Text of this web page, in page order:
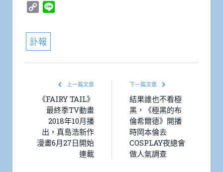
Copy
訃報
上一篇文章
《FAIRY TAIL》
最終季TV動畫
2018年10月播
出，真島浩新作
漫畫6月27日開始
連載
下一篇文章
結果誰也不看極
黑，《極黑的布
倫希爾德》開播
時岡本倫去
COSPLAY夜總會
做人氣調查